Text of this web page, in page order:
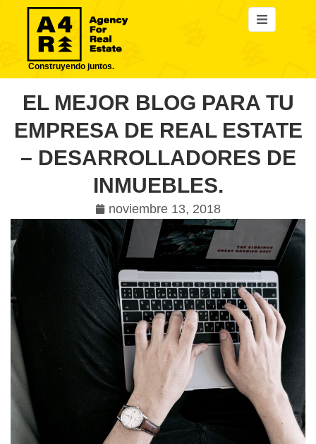
Construyendo juntos.
EL MEJOR BLOG PARA TU
EMPRESA DE REAL ESTATE
– DESARROLLADORES DE
INMUEBLES.
noviembre 13, 2018